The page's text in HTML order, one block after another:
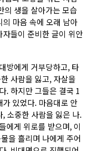
의 생을 살아가는 모습
마음 속에 오래 남아
들이 준비한 글이 위안
방에게 거부당하고, 타
사람을 잃고, 자살을
. 하지만 그들은 결국 1
있었다. 마음대로 안
소중한 사람을 잃은 나.
에게 위로를 받으며, 이
을 흘리며 나에게 주어